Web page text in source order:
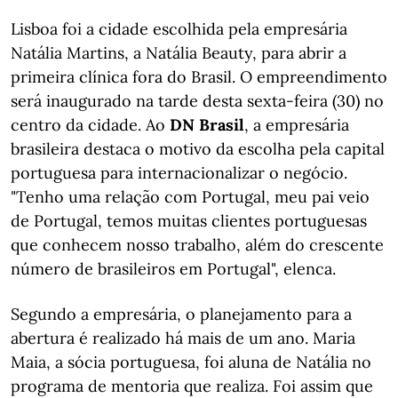
Lisboa foi a cidade escolhida pela empresária
Natália Martins, a Natália Beauty, para abrir a
primeira clínica fora do Brasil. O empreendimento
será inaugurado na tarde desta sexta-feira (30) no
centro da cidade. Ao DN Brasil, a empresária
brasileira destaca o motivo da escolha pela capital
portuguesa para internacionalizar o negócio.
"Tenho uma relação com Portugal, meu pai veio
de Portugal, temos muitas clientes portuguesas
que conhecem nosso trabalho, além do crescente
número de brasileiros em Portugal", elenca.
Segundo a empresária, o planejamento para a
abertura é realizado há mais de um ano. Maria
Maia, a sócia portuguesa, foi aluna de Natália no
programa de mentoria que realiza. Foi assim que